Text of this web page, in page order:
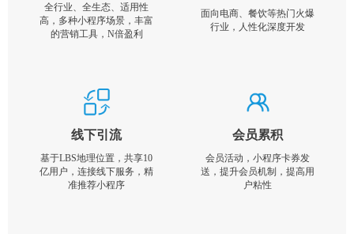
全行业、全生态、适用性
高，多种小程序场景，丰富
的营销工具，N倍盈利
面向电商、餐饮等热门火爆
行业，人性化深度开发
线下引流
基于LBS地理位置，共享10
亿用户，连接线下服务，精
准推荐小程序
会员累积
会员活动，小程序卡券发
送，提升会员机制，提高用
户粘性